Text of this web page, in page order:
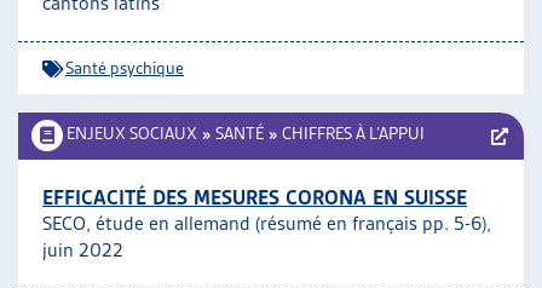
Santé psychique
ENJEUX SOCIAUX » SANTÉ » CHIFFRES À L’APPUI
EFFICACITÉ DES MESURES CORONA EN SUISSE
SECO, étude en allemand (résumé en français pp. 5-6),
juin 2022